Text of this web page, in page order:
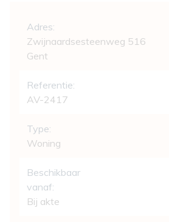
Adres:
Zwijnaardsesteenweg 516
Gent
Referentie:
AV-2417
Type:
Woning
Beschikbaar
vanaf:
Bij akte